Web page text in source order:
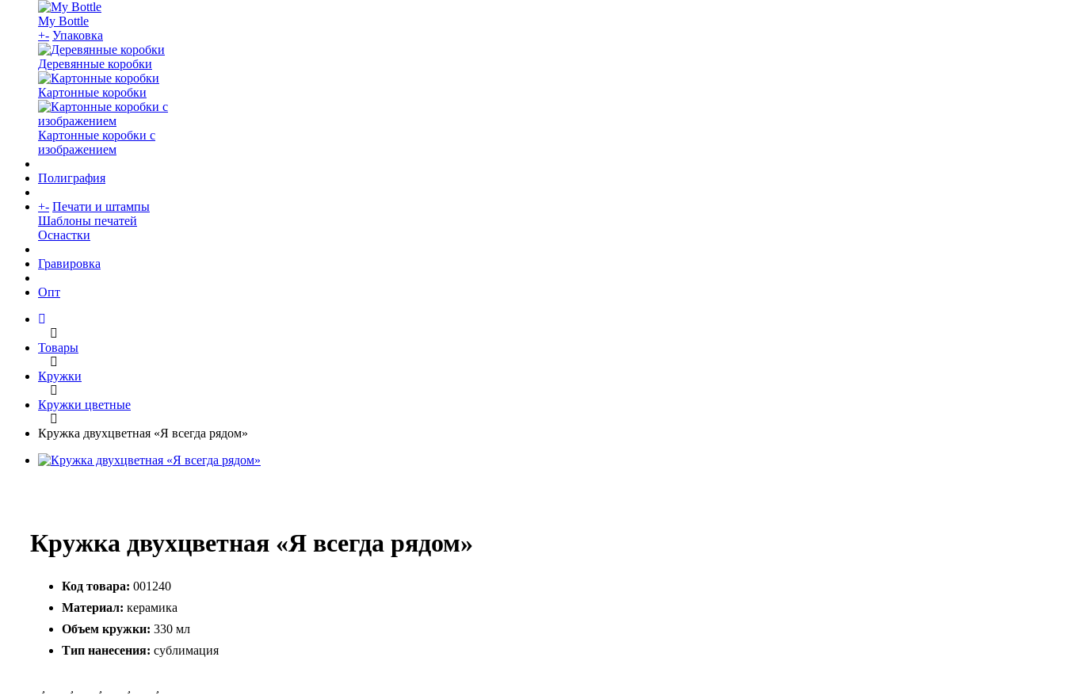
My Bottle
+- Упаковка
Деревянные коробки
Картонные коробки
Картонные коробки с
изображением
Полиграфия
+- Печати и штампы
Шаблоны печатей
Оснастки
Гравировка
Опт
Товары
Кружки
Кружки цветные
Кружка двухцветная «Я всегда рядом»
Кружка двухцветная «Я всегда рядом»
Код товара: 001240
Материал: керамика
Объем кружки: 330 мл
Тип нанесения: сублимация